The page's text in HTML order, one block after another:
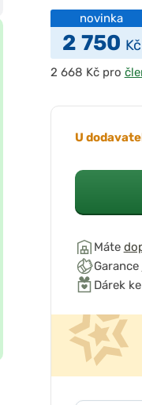
novinka
2 750 Kč
pro
U
Máte
Garance
Dárek ke